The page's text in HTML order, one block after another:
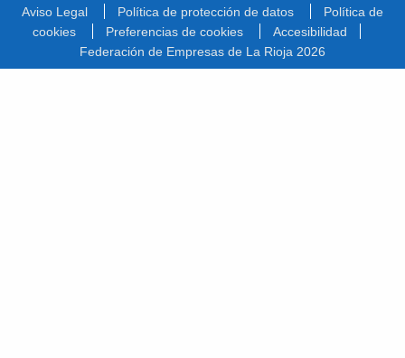
Aviso Legal Política de protección de datos
Política de
cookies
Preferencias de cookies
Accesibilidad
Federación de Empresas de La Rioja 2026